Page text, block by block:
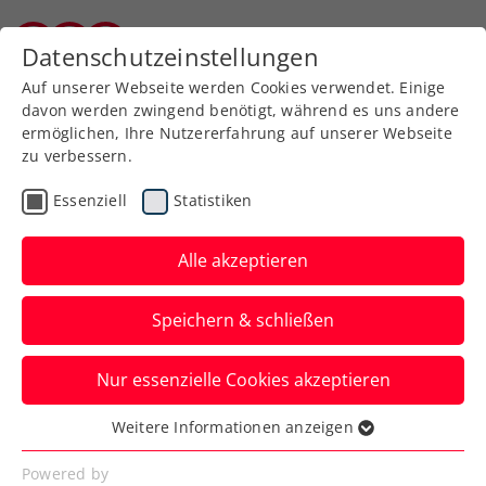
Zurück zur Newsübersicht
Turniere
ATC Open presented by
WTV: Toptennis hautnah,
VIP-Lounge und
Livestream
Beim ITF-M15-Turnier am TC Alt Erlaa
schlagen Davis-Cup-Ass Gerald Melzer,
Jungstar Sebastian Sorger etc. auf.
Datenschutzeinstellungen
Auf unserer Webseite werden Cookies verwendet. Einige
davon werden zwingend benötigt, während es uns andere
ermöglichen, Ihre Nutzererfahrung auf unserer Webseite
zu verbessern.
Essenziell Statistiken
Alle akzeptieren
Speichern & schließen
Nur essenzielle Cookies akzeptieren
Essenziell
Essenzielle Cookies werden für grundlegende
Weitere Informationen anzeigen
Powered by